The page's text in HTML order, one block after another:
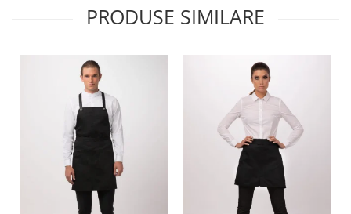
PRODUSE SIMILARE